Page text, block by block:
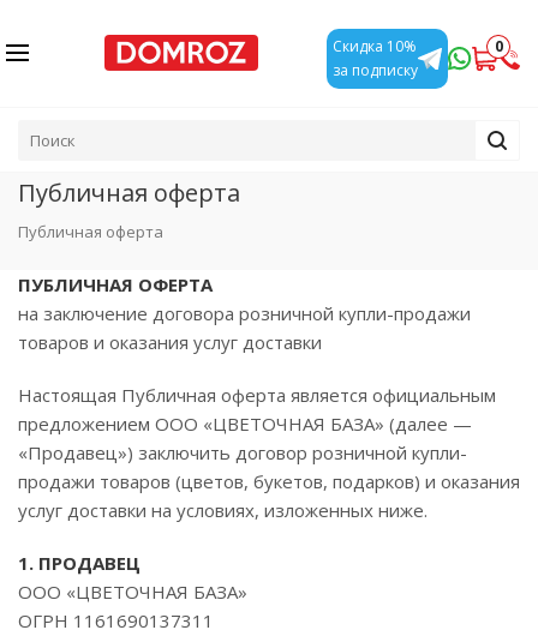
Скидка 10%
за подписку
0
Публичная оферта
Публичная оферта
ПУБЛИЧНАЯ ОФЕРТА
на заключение договора розничной купли-продажи
товаров и оказания услуг доставки
Настоящая Публичная оферта является официальным
предложением ООО «ЦВЕТОЧНАЯ БАЗА» (далее —
«Продавец») заключить договор розничной купли-
продажи товаров (цветов, букетов, подарков) и оказания
услуг доставки на условиях, изложенных ниже.
1. ПРОДАВЕЦ
ООО «ЦВЕТОЧНАЯ БАЗА»
ОГРН 1161690137311